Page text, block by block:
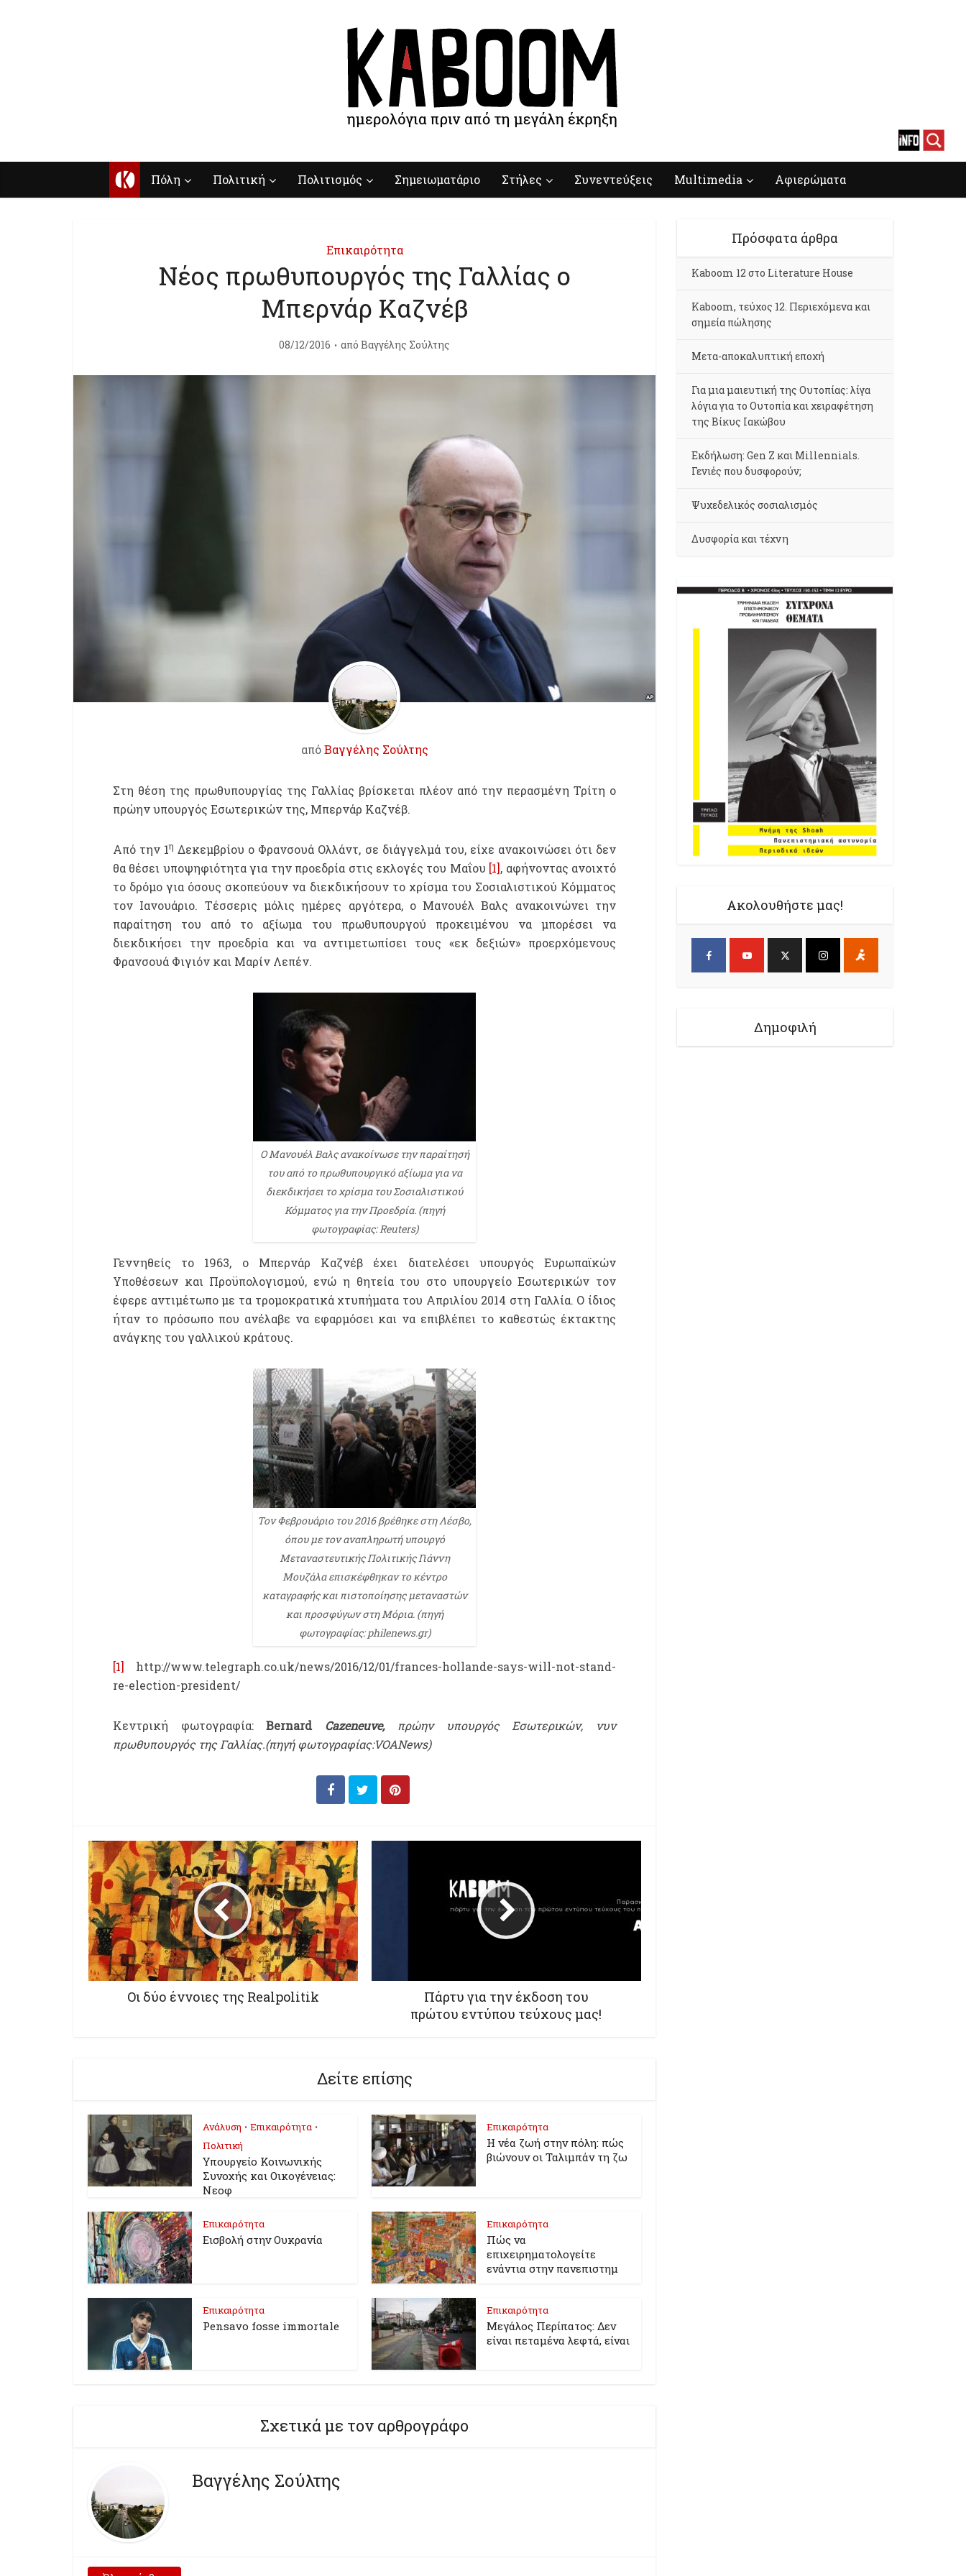
Κ Πόλη Πολιτική Πολιτισμός Σημειωματάριο Στήλες Συνεντεύξεις Multimedia Αφιερώματα
Επικαιρότητα
Νέος πρωθυπουργός της Γαλλίας ο
Μπερνάρ Καζνέβ
08/12/2016 από Βαγγέλης Σούλτης
απόΒαγγέλης Σούλτης
Στη θέση της πρωθυπουργίας της Γαλλίας βρίσκεται πλέον από την περασμένη Τρίτη ο
πρώην υπουργός Εσωτερικών της, Μπερνάρ Καζνέβ.
Από την 1η Δεκεμβρίου ο Φρανσουά Ολλάντ, σε διάγγελμά του, είχε ανακοινώσει ότι δεν
θα θέσει υποψηφιότητα για την προεδρία στις εκλογές του Μαΐου [1], αφήνοντας ανοιχτό
το δρόμο για όσους σκοπεύουν να διεκδικήσουν το χρίσμα του Σοσιαλιστικού Κόμματος
τον Ιανουάριο. Τέσσερις μόλις ημέρες αργότερα, ο Μανουέλ Βαλς ανακοινώνει την
παραίτηση του από το αξίωμα του πρωθυπουργού προκειμένου να μπορέσει να
διεκδικήσει την προεδρία και να αντιμετωπίσει τους «εκ δεξιών» προερχόμενους
Φρανσουά Φιγιόν και Μαρίν Λεπέν.
Ο Μανουέλ Βαλς ανακοίνωσε την παραίτησή
του από το πρωθυπουργικό αξίωμα για να
διεκδικήσει το χρίσμα του Σοσιαλιστικού
Κόμματος για την Προεδρία. (πηγή
φωτογραφίας: Reuters)
Γεννηθείς το 1963, ο Μπερνάρ Καζνέβ έχει διατελέσει υπουργός Ευρωπαϊκών
Υποθέσεων και Προϋπολογισμού, ενώ η θητεία του στο υπουργείο Εσωτερικών τον
έφερε αντιμέτωπο με τα τρομοκρατικά χτυπήματα του Απριλίου 2014 στη Γαλλία. Ο ίδιος
ήταν το πρόσωπο που ανέλαβε να εφαρμόσει και να επιβλέπει το καθεστώς έκτακτης
ανάγκης του γαλλικού κράτους.
Τον Φεβρουάριο του 2016 βρέθηκε στη Λέσβο,
όπου με τον αναπληρωτή υπουργό
Μεταναστευτικής Πολιτικής Γιάννη
Μουζάλα επισκέφθηκαν το κέντρο
καταγραφής και πιστοποίησης μεταναστών
και προσφύγων στη Μόρια. (πηγή
φωτογραφίας: philenews.gr)
[1]
http://www.telegraph.co.uk/news/2016/12/01/frances-hollande-says-will-not-stand-
re-election-president/
Κεντρική φωτογραφία:Bernard Cazeneuve,
πρώην υπουργός Εσωτερικών, νυν
πρωθυπουργός της Γαλλίας.(πηγή φωτογραφίας:VOANews)
Οι δύο έννοιες της Realpolitik
Πάρτυ για την έκδοση του
πρώτου εντύπου τεύχους μας!
Δείτε επίσης
Ανάλυση • Επικαιρότητα •
Πολιτική
Υπουργείο Κοινωνικής
Συνοχής και Οικογένειας:
Νεοφ
Επικαιρότητα
Η νέα ζωή στην πόλη: πώς
βιώνουν οι Ταλιμπάν τη ζω
Επικαιρότητα
Εισβολή στην Ουκρανία
Επικαιρότητα
Πώς να
επιχειρηματολογείτε
ενάντια στην πανεπιστημ
Επικαιρότητα
Pensavo fosse immortale
Επικαιρότητα
Μεγάλος Περίπατος: Δεν
είναι πεταμένα λεφτά, είναι
Σχετικά με τον αρθρογράφο
Βαγγέλης Σούλτης
Πρόσφατα άρθρα
Kaboom 12 στο Literature House
Kaboom, τεύχος 12. Περιεχόμενα και
σημεία πώλησης
Μετα-αποκαλυπτική εποχή
Για μια μαιευτική της Ουτοπίας: λίγα
λόγια για το Ουτοπία και χειραφέτηση
της Βίκυς Ιακώβου
Εκδήλωση: Gen Z και Millennials.
Γενιές που δυσφορούν;
Ψυχεδελικός σοσιαλισμός
Δυσφορία και τέχνη
Ακολουθήστε μας!
Δημοφιλή